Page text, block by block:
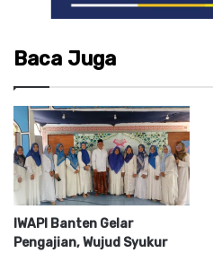
Baca Juga
IWAPI Banten Gelar
Pengajian, Wujud Syukur